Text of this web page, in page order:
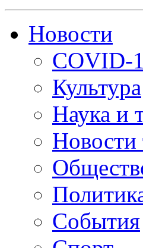
Новости
COVID-
Культура
Наука и
События